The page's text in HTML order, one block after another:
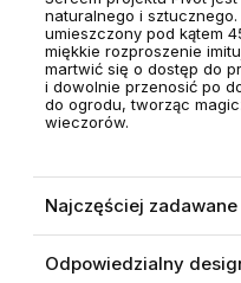
naturalnego i
umieszczony pod kątem
miękkie rozproszenie
martwić się o dostęp do
i dowolnie przenosić po
do ogrodu, tworząc
wieczorów.
Najczęściej
Odpowiedzialny